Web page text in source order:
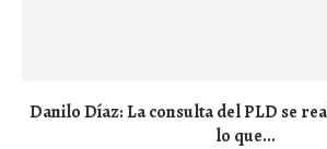
Danilo Díaz: La consulta del PLD se
lo que...